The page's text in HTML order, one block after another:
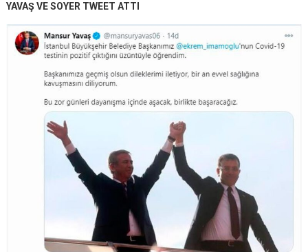
YAVAŞ VE SOYER TWEET ATTI